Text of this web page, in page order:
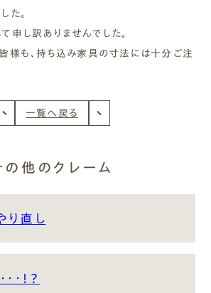
た。
申し訳ありませんでした。
様も、持ち込み家具の寸法には十分ご注
一覧へ戻る
の他のクレーム
り直し
・！？